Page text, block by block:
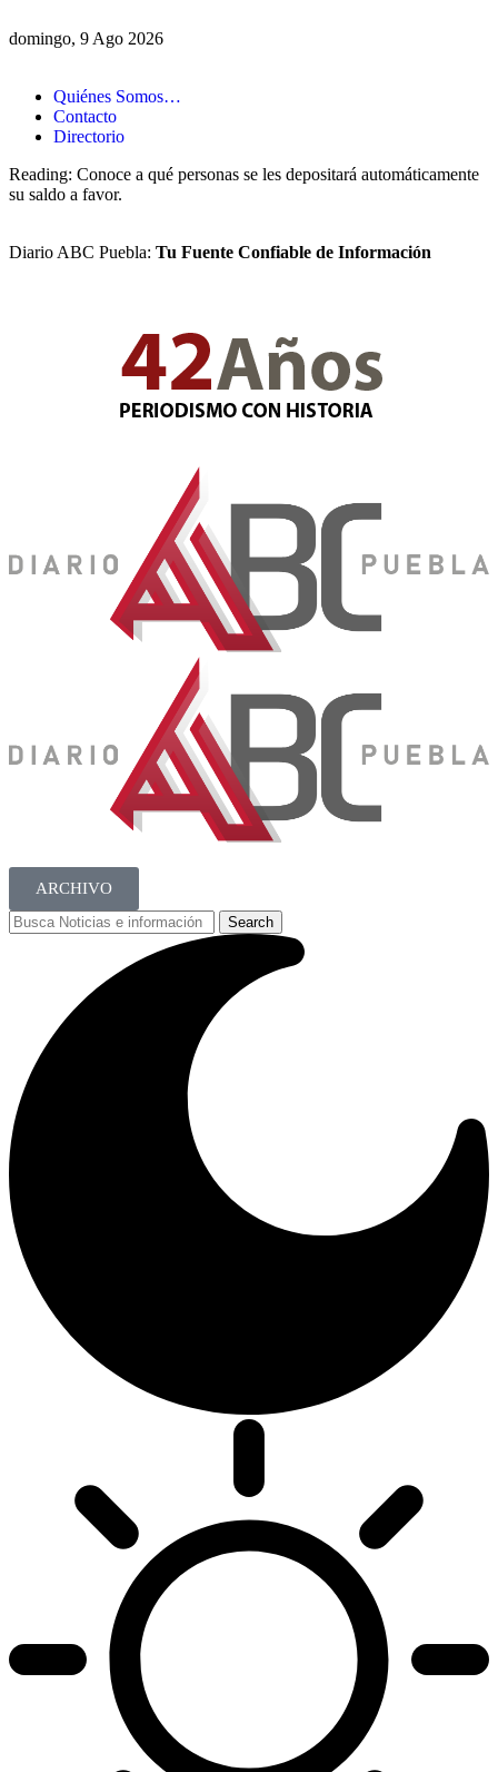
domingo, 9 Ago 2026
Quiénes Somos…
Contacto
Directorio
Reading: Conoce a qué personas se les depositará automáticamente
su saldo a favor.
Diario ABC Puebla: Tu Fuente Confiable de Información
ARCHIVO